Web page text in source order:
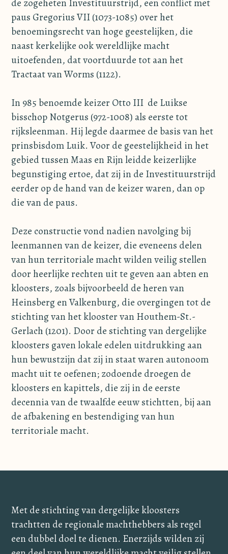
de zogeheten Investituurstrijd, een conflict met
paus Gregorius VII (1073-1085) over het
benoemingsrecht van hoge geestelijken, die
naast kerkelijke ook wereldlijke macht
uitoefenden, dat voortduurde tot aan het
Tractaat van Worms (1122).
In 985 benoemde keizer Otto III de Luikse
bisschop Notgerus (972-1008) als eerste tot
rijksleenman. Hij legde daarmee de basis van het
prinsbisdom Luik. Voor de geestelijkheid in het
gebied tussen Maas en Rijn leidde keizerlijke
begunstiging ertoe, dat zij in de Investituurstrijd
eerder op de hand van de keizer waren, dan op
die van de paus.
Deze constructie vond nadien navolging bij
leenmannen van de keizer, die eveneens delen
van hun territoriale macht wilden veilig stellen
door heerlijke rechten uit te geven aan abten en
kloosters, zoals bijvoorbeeld de heren van
Heinsberg en Valkenburg, die overgingen tot de
stichting van het klooster van Houthem-St.-
Gerlach (1201). Door de stichting van dergelijke
kloosters gaven lokale edelen uitdrukking aan
hun bewustzijn dat zij in staat waren autonoom
macht uit te oefenen; zodoende droegen de
kloosters en kapittels, die zij in de eerste
decennia van de twaalfde eeuw stichtten, bij aan
de afbakening en bestendiging van hun
territoriale macht.
Met de stichting van dergelijke kloosters
trachtten de regionale machthebbers als regel
een dubbel doel te dienen. Enerzijds wilden zij